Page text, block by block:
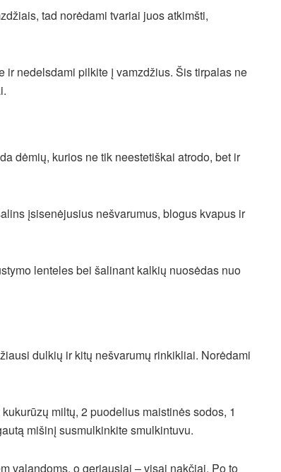
tad norėdami tvariai juos atkimšti,
ir nedelsdami pilkite į vamzdžius. Šis tirpalas ne
dėmių, kurios ne tik neestetiškai atrodo, bet ir
įsisenėjusius nešvarumus, blogus kvapus ir
lenteles bei šalinant kalkių nuosėdas nuo
dulkių ir kitų nešvarumų rinkikliai. Norėdami
miltų, 2 puodelius maistinės sodos, 1
mišinį susmulkinkite smulkintuvu.
valandoms, o geriausiai – visai nakčiai. Po to